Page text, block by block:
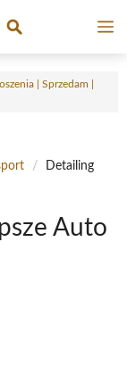
| Sprzedam |
/
Detailing
Auto